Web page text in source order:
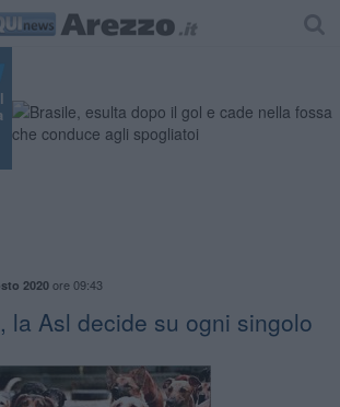
2020ore 09:43
la Asl decide su ogni singolo